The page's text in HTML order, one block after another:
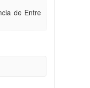
de Entre